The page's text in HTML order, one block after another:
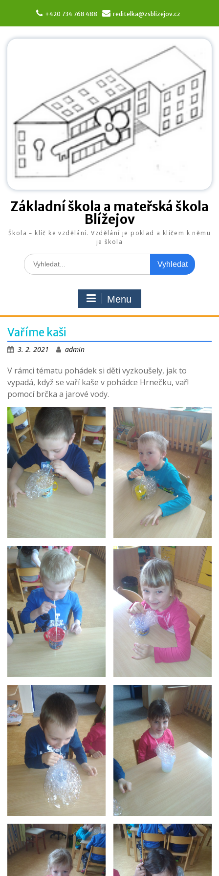
content
+420 734 768 488 reditelka@zsblizejov.cz
Základní škola a mateřská škola
Blížejov
Škola – klíč ke vzdělání. Vzdělání je poklad a klíčem k němu
je škola
Search
for:
Menu
Vaříme kaši
3. 2. 2021 admin
V rámci tématu pohádek si děti vyzkoušely, jak to
vypadá, když se vaří kaše v pohádce Hrnečku, vař!
pomocí brčka a jarové vody.